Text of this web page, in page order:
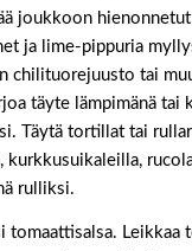
joukkoon hienonnetut
ja lime-pippuria
chilituorejuusto tai
täyte lämpimänä tai
Täytä tortillat tai
kurkkusuikaleilla,
rulliksi.
tomaattisalsa. Leikkaa